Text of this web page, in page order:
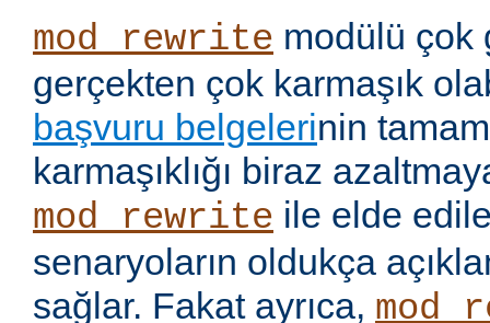
mod_rewrite modülü çok
gerçekten çok karmaşık
başvuru belgelerinin
karmaşıklığı biraz
mod_rewrite ile elde
senaryoların oldukça
sağlar. Fakat ayrıca,